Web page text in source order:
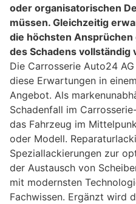
oder organisatorischen
müssen. Gleichzeitig
die höchsten
des Schadens vollständig
Die Carrosserie Auto24
diese Erwartungen in
Angebot. Als
Schadenfall im
das Fahrzeug im
oder Modell.
Speziallackierungen zur
der Austausch von
mit modernsten
Fachwissen. Ergänzt wird